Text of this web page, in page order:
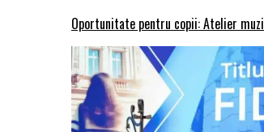
Oportunitate pentru copii: Atelier